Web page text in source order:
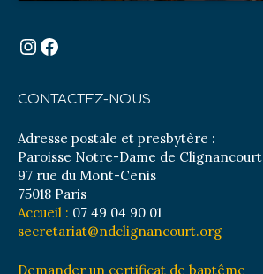
Instagram
Facebook
CONTACTEZ-NOUS
Adresse postale et presbytère :
Paroisse Notre-Dame de Clignancourt
97 rue du Mont-Cenis
75018 Paris
Accueil : 07 49 04 90 01
secretariat@ndclignancourt.org
Demander un certificat de baptême